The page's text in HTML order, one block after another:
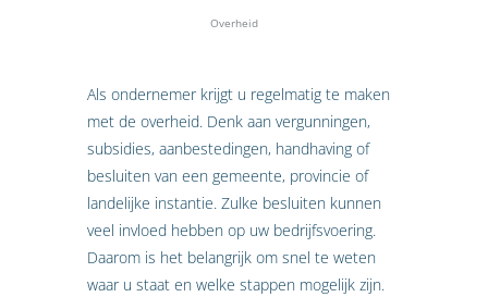
Overheid
Als ondernemer krijgt u regelmatig te maken
met de overheid. Denk aan vergunningen,
subsidies, aanbestedingen, handhaving of
besluiten van een gemeente, provincie of
landelijke instantie. Zulke besluiten kunnen
veel invloed hebben op uw bedrijfsvoering.
Daarom is het belangrijk om snel te weten
waar u staat en welke stappen mogelijk zijn.